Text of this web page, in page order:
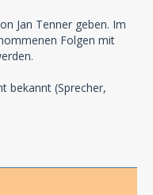
Jan Tenner geben. Im
Folgen mit
bekannt (Sprecher,